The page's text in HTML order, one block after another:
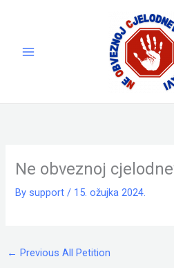
Ne obveznoj
By support/ 15. ožujka 2024.
← Previous All Petition